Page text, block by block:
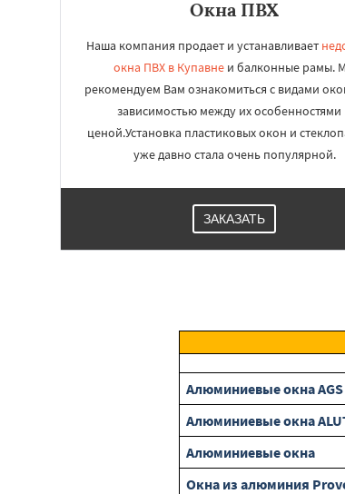
Окна ПВХ
Наша компания продает и устанавливает
окна ПВХ в Купавне и балконные рамы.
рекомендуем Вам ознакомиться с видами
зависимостью между их особенностями
ценой.Установка пластиковых окон и
уже давно стала очень популярной.
ЗАКАЗАТЬ
Алюминиевые окна AGS
Алюминиевые окна
Алюминиевые окна
Окна из алюминия